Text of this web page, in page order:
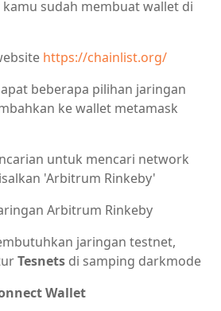
sudah membuat wallet di
https://chainlist.org/
beberapa pilihan jaringan
ke wallet metamask
untuk mencari network
'Arbitrum Rinkeby'
Arbitrum Rinkeby
jaringan testnet,
Tesnets di samping darkmode
Wallet